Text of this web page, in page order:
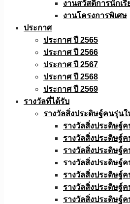
งานสวัสดิการนักเ
งานโครงการพิเศษ
ประกาศ
ประกาศ ปี 2565
ประกาศ ปี 2566
ประกาศ ปี 2567
ประกาศ ปี 2568
ประกาศ ปี 2569
รางวัลที่ได้รับ
รางวัลสิ่งประดิษฐ์คนรุ่น
รางวัลสิ่งประดิษฐ์
รางวัลสิ่งประดิษฐ์
รางวัลสิ่งประดิษฐ์
รางวัลสิ่งประดิษฐ์
รางวัลสิ่งประดิษฐ์
รางวัลสิ่งประดิษฐ์
รางวัลสิ่งประดิษฐ์